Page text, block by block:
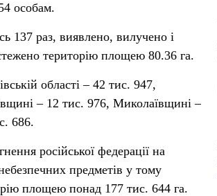
особам.
137 раз, виявлено, вилучено і
територію площею 80.36 га.
області – 42 тис. 947,
– 12 тис. 976, Миколаївщині –
686.
російської федерації на
предметів у тому
площею понад 177 тис. 644 га.